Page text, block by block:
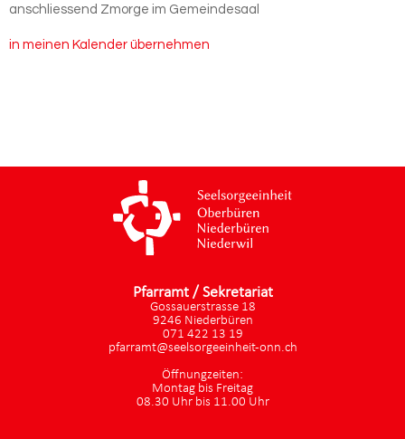
anschliessend Zmorge im Gemeindesaal
in meinen Kalender übernehmen
Pfarramt / Sekretariat
Gossauerstrasse 18
9246 Niederbüren
071 422 13 19
pfarramt@seelsorgeeinheit-onn.ch
Öffnungzeiten:
Montag bis Freitag
08.30 Uhr bis 11.00 Uhr